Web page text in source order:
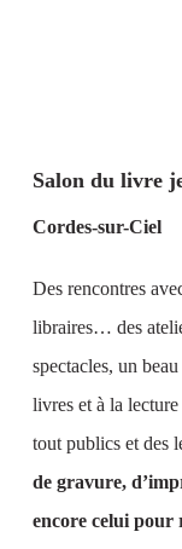
Salon du livre
Cordes-sur-Ciel
Des rencontres
libraires… des
spectacles, un
livres et à la
tout publics et des
de gravure,
encore celui